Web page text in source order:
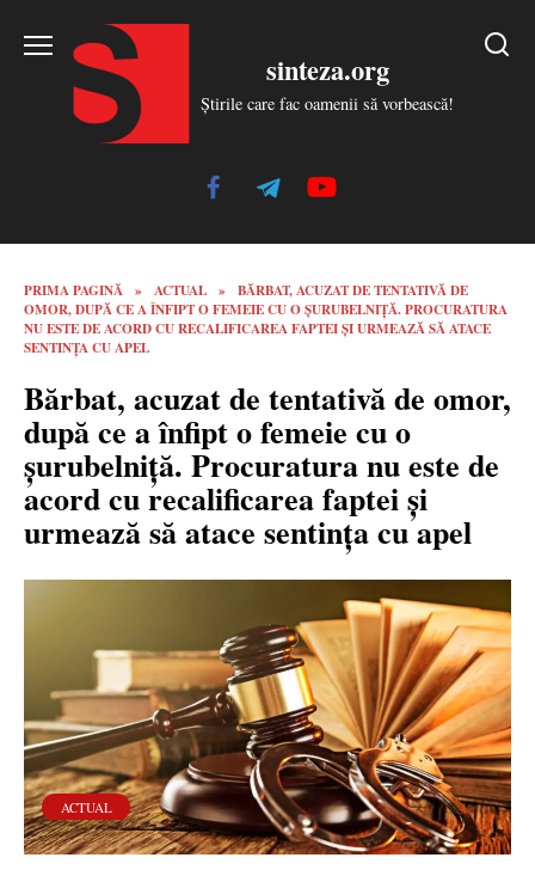
sinteza.org
Știrile care fac oamenii să vorbească!
PRIMA PAGINĂ » ACTUAL »
BĂRBAT, ACUZAT DE TENTATIVĂ DE
OMOR, DUPĂ CE A ÎNFIPT O FEMEIE CU O ȘURUBELNIȚĂ. PROCURATURA
NU ESTE DE ACORD CU RECALIFICAREA FAPTEI ȘI URMEAZĂ SĂ ATACE
SENTINȚA CU APEL
Bărbat, acuzat de tentativă de omor,
după ce a înfipt o femeie cu o
șurubelniță. Procuratura nu este de
acord cu recalificarea faptei și
urmează să atace sentința cu apel
ACTUAL